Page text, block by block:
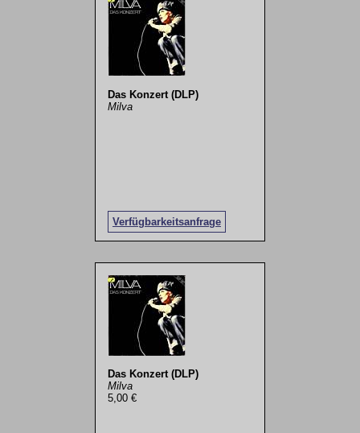
Das Konzert (DLP)
Milva
Verfügbarkeitsanfrage
Das Konzert (DLP)
Milva
5,00 €